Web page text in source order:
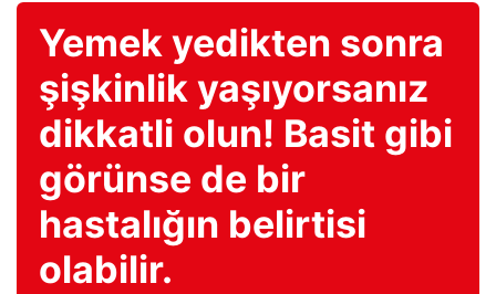
Yemek yedikten sonra
şişkinlik yaşıyorsanız
dikkatli olun! Basit gibi
görünse de bir
hastalığın belirtisi
olabilir.